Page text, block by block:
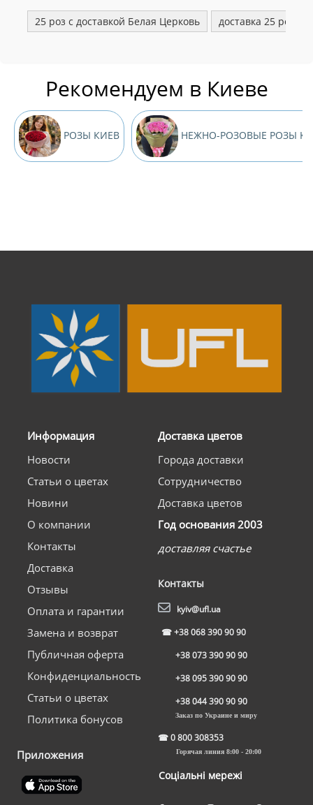
25 роз с доставкой Белая Церковь доставка 25
Рекомендуем в Киеве
РОЗЫ КИЕВ НЕЖНО-РОЗОВЫЕ РОЗЫ
Информация
Новости
Статьи о цветах
Новини
О компании
Контакты
Доставка
Отзывы
Оплата и гарантии
Замена и возврат
Публичная оферта
Конфиденциальность
Статьи о цветах
Политика бонусов
Приложения
Доставка цветов
Города доставки
Сотрудничество
Доставка цветов
Год основания 2003
доставляя счастье
Контакты
kyiv@ufl.ua
☎+38 068 390 90 90
+38 073 390 90 90
+38 095 390 90 90
+38 044 390 90 90
Заказ по Украине и миру
☎0 800 308353
Горячая линия 8:00 - 20:00
Соціальні мережі